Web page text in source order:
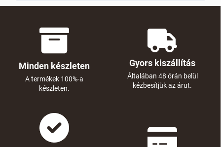
Minden készleten
A termékek 100%-a
készleten.
Gyors kiszállítás
Általában 48 órán belül
kézbesítjük az árut.